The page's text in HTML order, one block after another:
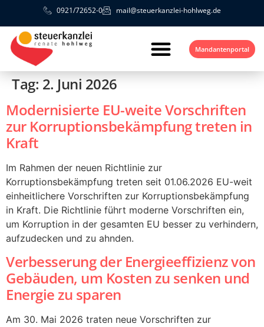
0921/72652-0 mail@steuerkanzlei-hohlweg.de
Mandantenportal
Tag: 2. Juni 2026
Modernisierte EU-weite Vorschriften
zur Korruptionsbekämpfung treten in
Kraft
Im Rahmen der neuen Richtlinie zur
Korruptionsbekämpfung treten seit 01.06.2026 EU-weit
einheitlichere Vorschriften zur Korruptionsbekämpfung
in Kraft. Die Richtlinie führt moderne Vorschriften ein,
um Korruption in der gesamten EU besser zu verhindern,
aufzudecken und zu ahnden.
Verbesserung der Energieeffizienz von
Gebäuden, um Kosten zu senken und
Energie zu sparen
Am 30. Mai 2026 traten neue Vorschriften zur